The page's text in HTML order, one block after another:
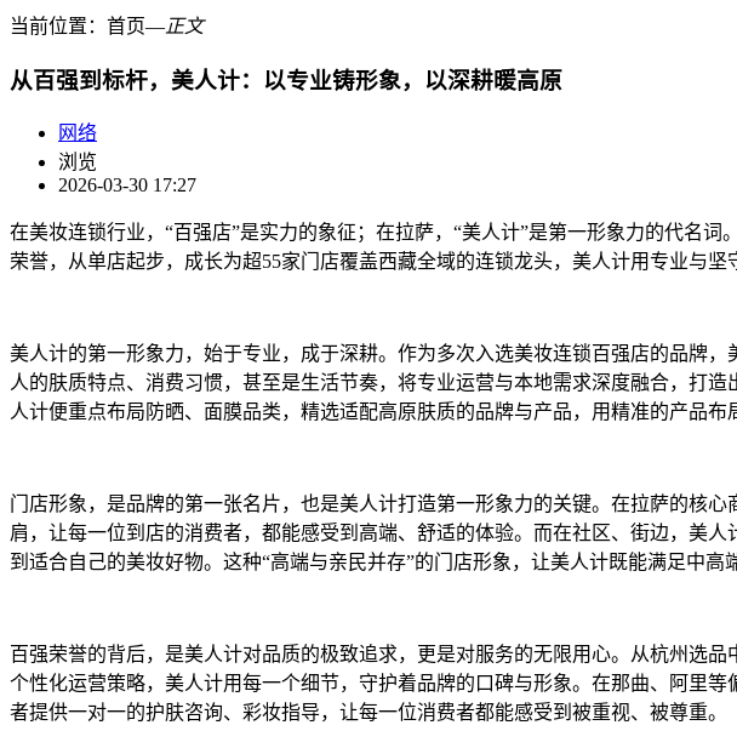
当前位置： 首页―正文
从百强到标杆，美人计：以专业铸形象，以深耕暖高原
网络
浏览
2026-03-30 17:27
在美妆连锁行业，“百强店”是实力的象征；在拉萨，“美人计”是第一形象力的代名
荣誉，从单店起步，成长为超55家门店覆盖西藏全域的连锁龙头，美人计用专业与坚
美人计的第一形象力，始于专业，成于深耕。作为多次入选美妆连锁百强店的品牌
人的肤质特点、消费习惯，甚至是生活节奏，将专业运营与本地需求深度融合，打
人计便重点布局防晒、面膜品类，精选适配高原肤质的品牌与产品，用精准的产品布
门店形象，是品牌的第一张名片，也是美人计打造第一形象力的关键。在拉萨的核
肩，让每一位到店的消费者，都能感受到高端、舒适的体验。而在社区、街边，美
到适合自己的美妆好物。这种“高端与亲民并存”的门店形象，让美人计既能满足中
百强荣誉的背后，是美人计对品质的极致追求，更是对服务的无限用心。从杭州选
个性化运营策略，美人计用每一个细节，守护着品牌的口碑与形象。在那曲、阿里
者提供一对一的护肤咨询、彩妆指导，让每一位消费者都能感受到被重视、被尊重。